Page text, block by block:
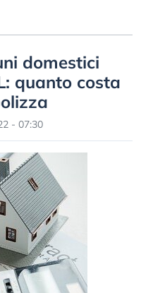
domestici
quanto costa
- 07:30